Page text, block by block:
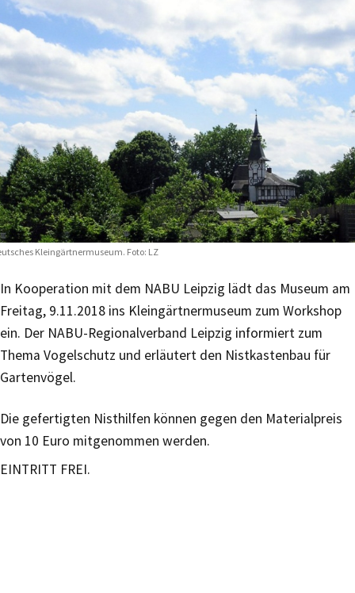
Kleingärtnermuseum. Foto: LZ
In Kooperation mit dem NABU Leipzig lädt das Museum am
Freitag, 9.11.2018 ins Kleingärtnermuseum zum Workshop
ein. Der NABU-Regionalverband Leipzig informiert zum
Thema Vogelschutz und erläutert den Nistkastenbau für
Gartenvögel.
Die gefertigten Nisthilfen können gegen den Materialpreis
von 10 Euro mitgenommen werden.
EINTRITT FREI.